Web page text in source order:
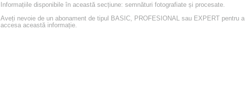
Informațiile disponibile în această secțiune: semnături fotografiate și procesate.
Aveți nevoie de un abonament de tipul BASIC, PROFESIONAL sau EXPERT pentru a
accesa această informație.